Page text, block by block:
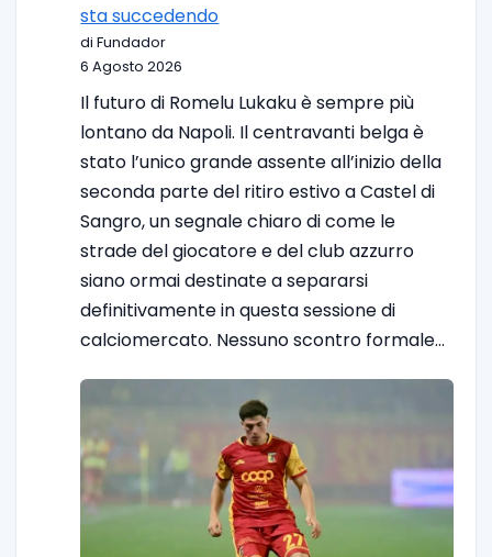
sta succedendo
di Fundador
6 Agosto 2026
Il futuro di Romelu Lukaku è sempre più
lontano da Napoli. Il centravanti belga è
stato l’unico grande assente all’inizio della
seconda parte del ritiro estivo a Castel di
Sangro, un segnale chiaro di come le
strade del giocatore e del club azzurro
siano ormai destinate a separarsi
definitivamente in questa sessione di
calciomercato. Nessuno scontro formale…